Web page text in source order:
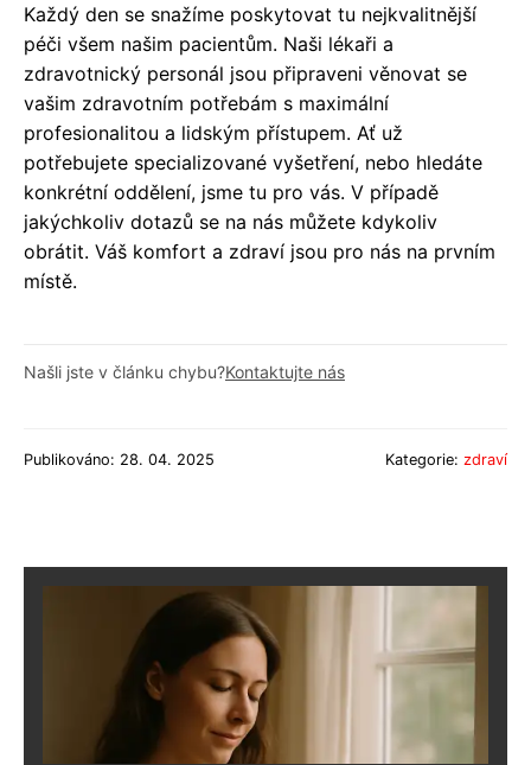
Každý den se snažíme poskytovat tu nejkvalitnější
péči všem našim pacientům. Naši lékaři a
zdravotnický personál jsou připraveni věnovat se
vašim zdravotním potřebám s maximální
profesionalitou a lidským přístupem. Ať už
potřebujete specializované vyšetření, nebo hledáte
konkrétní oddělení, jsme tu pro vás. V případě
jakýchkoliv dotazů se na nás můžete kdykoliv
obrátit. Váš komfort a zdraví jsou pro nás na prvním
místě.
Našli jste v článku chybu?Kontaktujte nás
Publikováno: 28. 04. 2025 Kategorie: zdraví